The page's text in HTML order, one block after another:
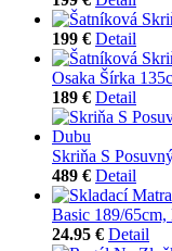
199 € Detail
Osaka Šírka
189 € Detail
Skriňa S
489 € Detail
Basic 189/65cm,
24.95 € Detail